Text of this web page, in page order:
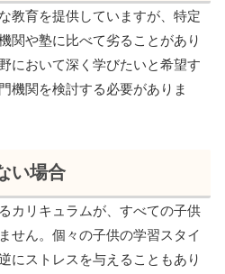
教育を提供していますが、特定
関や塾に比べて劣ることがあり
において深く学びたいと希望す
機関を検討する必要がありま
い場合
カリキュラムが、すべての子供
せん。個々の子供の学習スタイ
にストレスを与えることもあり